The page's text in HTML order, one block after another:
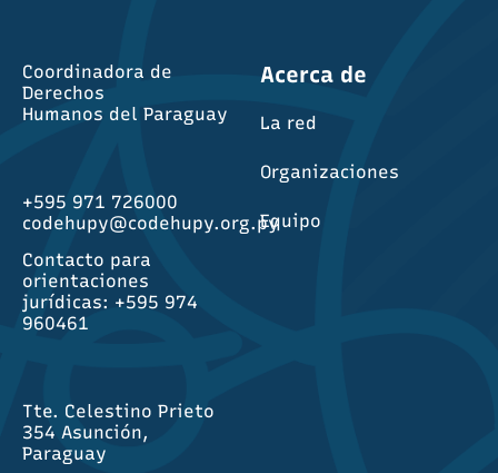
Coordinadora de
Derechos
Humanos del Paraguay
+595 971 726000
codehupy@codehupy.org.py
Contacto para
orientaciones
jurídicas: +595 974
960461
Tte. Celestino Prieto
354 Asunción,
Paraguay
Acerca de
La red
Organizaciones
Equipo